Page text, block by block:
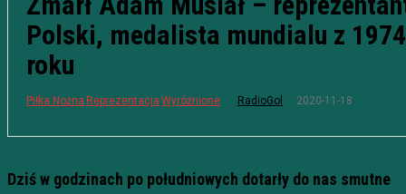
Polski, medalista mundialu z 1974
roku
Piłka Nożna Reprezentacja Wyróżnione RadioGol 2020-11-18
Dziś w godzinach po południowych dotarły do nas smutne